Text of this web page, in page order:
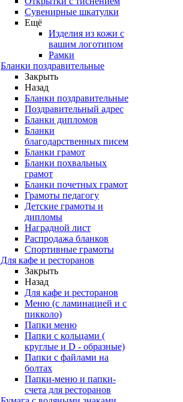
Сувенирные шкатулки
Ещё
Изделия из кожи с
вашим логотипом
Рамки
Бланки поздравительные
Закрыть
Назад
Бланки поздравительные
Поздравительный адрес
Бланки дипломов
Бланки
благодарственных писем
Бланки грамот
Бланки похвальных
грамот
Бланки почетных грамот
Грамоты педагогу
Детские грамоты и
дипломы
Наградной лист
Распродажа бланков
Спортивные грамоты
Для кафе и ресторанов
Закрыть
Назад
Для кафе и ресторанов
Меню (с ламинацией и с
пикколо)
Папки меню
Папки с кольцами (
круглые и D - образные)
Папки с файлами на
болтах
Папки-меню и папки-
счета для ресторанов